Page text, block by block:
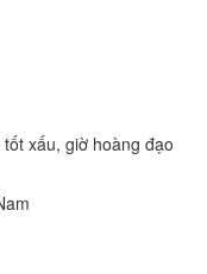
xấu, giờ hoàng đạo